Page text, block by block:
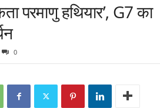
परमाणु हथियार’, G7 का
0